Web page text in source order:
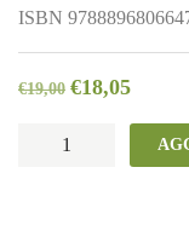
ISBN
€19,00 €18,05